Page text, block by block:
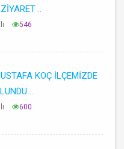
..
546
KOÇ İLÇEMİZDE
..
600